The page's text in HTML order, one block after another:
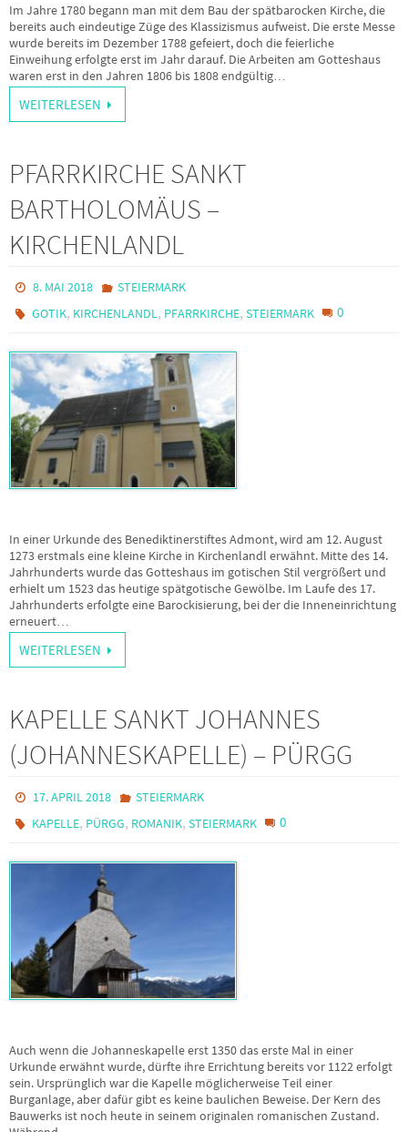
Im Jahre 1780 begann man mit dem Bau der spätbarocken Kirche, die
bereits auch eindeutige Züge des Klassizismus aufweist. Die erste Messe
wurde bereits im Dezember 1788 gefeiert, doch die feierliche
Einweihung erfolgte erst im Jahr darauf. Die Arbeiten am Gotteshaus
waren erst in den Jahren 1806 bis 1808 endgültig…
WEITERLESEN
PFARRKIRCHE SANKT
BARTHOLOMÄUS –
KIRCHENLANDL
8. MAI 2018
STEIERMARK
GOTIK, KIRCHENLANDL , PFARRKIRCHE,STEIERMARK 0
In einer Urkunde des Benediktinerstiftes Admont, wird am 12. August
1273 erstmals eine kleine Kirche in Kirchenlandl erwähnt. Mitte des 14.
Jahrhunderts wurde das Gotteshaus im gotischen Stil vergrößert und
erhielt um 1523 das heutige spätgotische Gewölbe. Im Laufe des 17.
Jahrhunderts erfolgte eine Barockisierung, bei der die Inneneinrichtung
erneuert…
WEITERLESEN
KAPELLE SANKT JOHANNES
(JOHANNESKAPELLE) – PÜRGG
17. APRIL 2018
STEIERMARK
KAPELLE, PÜRGG, ROMANIK,STEIERMARK 0
Auch wenn die Johanneskapelle erst 1350 das erste Mal in einer
Urkunde erwähnt wurde, dürfte ihre Errichtung bereits vor 1122 erfolgt
sein. Ursprünglich war die Kapelle möglicherweise Teil einer
Burganlage, aber dafür gibt es keine baulichen Beweise. Der Kern des
Bauwerks ist noch heute in seinem originalen romanischen Zustand.